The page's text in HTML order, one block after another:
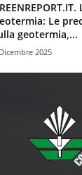
Le
geotermia,...
2025